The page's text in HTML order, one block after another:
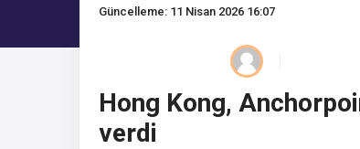
Güncelleme: 11 Nisan 2026 16:07
Hong Kong,
verdi